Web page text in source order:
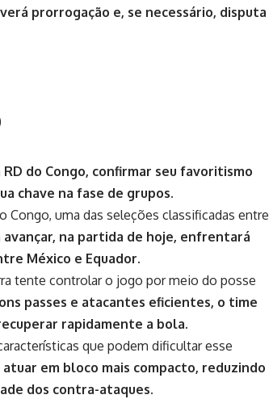
prorrogação e, se necessário, disputa
do Congo, confirmar seu favoritismo
chave na fase de grupos.
Congo, uma das seleções classificadas entre
avançar, na partida de hoje, enfrentará
México e Equador.
tente controlar o jogo por meio do posse
passes e atacantes eficientes, o time
rapidamente a bola.
que podem dificultar esse
em bloco mais compacto, reduzindo
dos contra-ataques.